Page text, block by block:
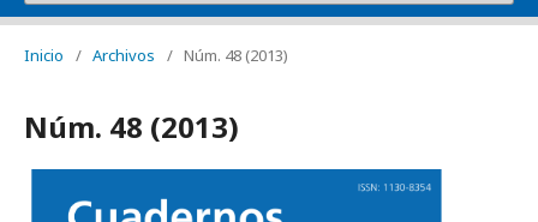
Inicio / Archivos / Núm. 48 (2013)
Núm. 48 (2013)